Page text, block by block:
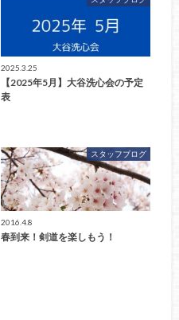
2025.3.25
【2025年5月】大谷洗心会の予定
表
スタッフブログ
2016.4.8
春到来！剣道を楽しもう！